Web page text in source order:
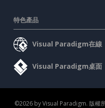
特色產品
Visual Paradigm在線
Visual Paradigm桌面
©2026 by Visual Paradigm. 版權所